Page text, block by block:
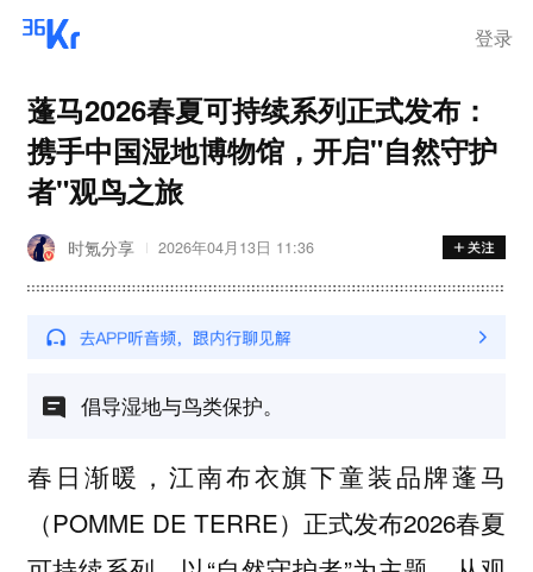
登录
蓬马2026春夏可持续系列正式发布：
携手中国湿地博物馆，开启"自然守护
者"观鸟之旅
时氪分享 2026年04月13日 11:36
倡导湿地与鸟类保护。
春日渐暖，江南布衣旗下童装品牌蓬马
（POMME DE TERRE）正式发布2026春夏